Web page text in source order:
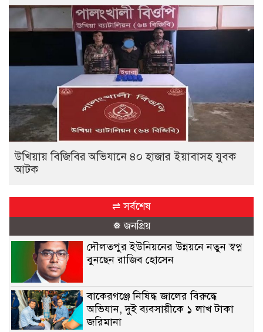
উখিয়ায় বিজিবির অভিযানে ৪০ হাজার ইয়াবাসহ যুবক
আটক
⇌ সর্বশেষ
❅ জনপ্রিয়
দৌলতপুর ইউনিয়নের উন্নয়নে নতুন স্বপ্ন
বুনছেন রাজিব হোসেন
বাকেরগঞ্জে নিষিদ্ধ জালের বিরুদ্ধে
অভিযান, দুই ব্যবসায়ীকে ১ লাখ টাকা
জরিমানা